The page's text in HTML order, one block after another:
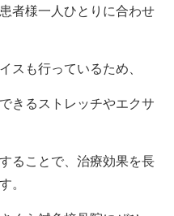
者様一人ひとりに合わせ
スも行っているため、
きるストレッチやエクサ
ることで、治療効果を長
。